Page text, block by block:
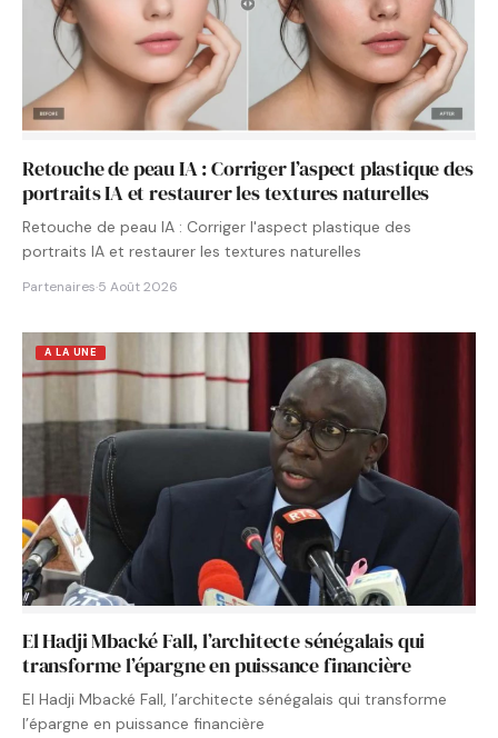
Retouche de peau IA : Corriger l’aspect plastique des
portraits IA et restaurer les textures naturelles
Retouche de peau IA : Corriger l'aspect plastique des
portraits IA et restaurer les textures naturelles
Partenaires·5 Août 2026
A LA UNE
El Hadji Mbacké Fall, l’architecte sénégalais qui
transforme l’épargne en puissance financière
El Hadji Mbacké Fall, l’architecte sénégalais qui transforme
l’épargne en puissance financière